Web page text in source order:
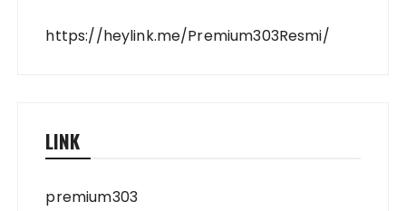
https://heylink.me/Premium303Resmi/
LINK
premium303